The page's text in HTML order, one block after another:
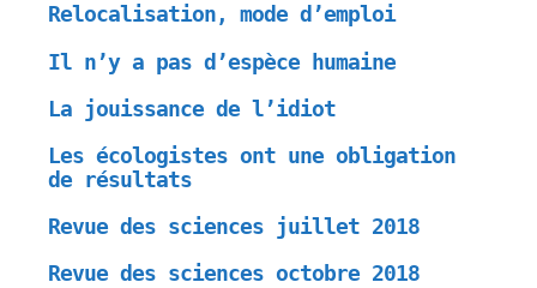
Relocalisation, mode d’emploi
Il n’y a pas d’espèce humaine
La jouissance de l’idiot
Les écologistes ont une obligation
de résultats
Revue des sciences juillet 2018
Revue des sciences octobre 2018